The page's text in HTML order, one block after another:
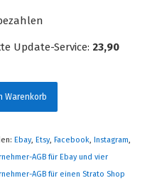
Update-Service: 23,90
Warenkorb
Ebay, Etsy, Facebook, Instagram,
AGB für Ebay und vier
AGB für einen Strato Shop